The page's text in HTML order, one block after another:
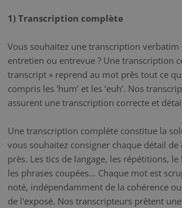
1) Transcription complète
Vous souhaitez une transcription
entretien ou entrevue ? Une transcription
transcript » reprend au mot près tout ce
compris les 'hum’ et les ‘euh’. Nos
assurent une transcription correcte et
Une transcription complète constitue la
vous souhaitez consigner chaque détail
près. Les tics de langage, les répétitions,
les phrases coupées... Chaque mot est
noté, indépendamment de la cohérence
de l'exposé. Nos transcripteurs prêtent